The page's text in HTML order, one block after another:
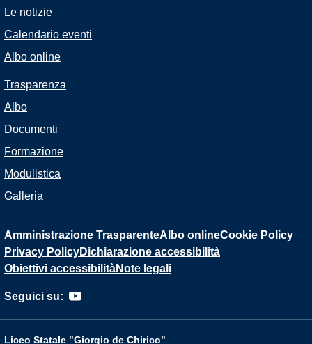
Le notizie
Calendario eventi
Albo online
Trasparenza
Albo
Documenti
Formazione
Modulistica
Galleria
Amministrazione TrasparenteAlbo onlineCookie Policy
Privacy PolicyDichiarazione accessibilità
Obiettivi accessibilitàNote legali
Seguici su:
Liceo Statale "Giorgio de Chirico"